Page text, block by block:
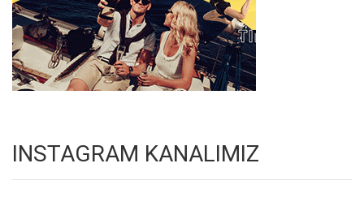
INSTAGRAM KANALIMIZ